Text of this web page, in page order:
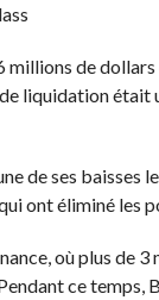
millions de
liquidation
de ses baisses
ont éliminé les
où plus de
ce temps,